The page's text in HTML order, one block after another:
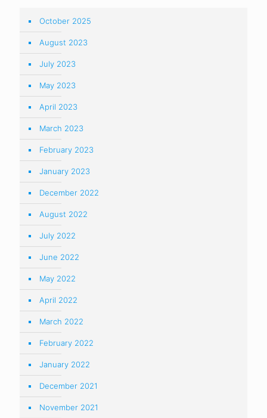
October 2025
August 2023
July 2023
May 2023
April 2023
March 2023
February 2023
January 2023
December 2022
August 2022
July 2022
June 2022
May 2022
April 2022
March 2022
February 2022
January 2022
December 2021
November 2021